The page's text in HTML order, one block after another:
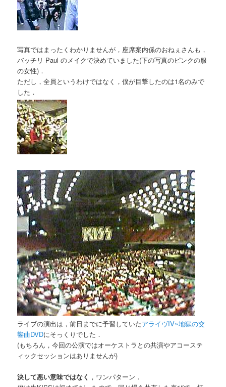
写真ではまったくわかりませんが，座席案内係のおねぇさんも，
バッチリ Paul のメイクで決めていました(下の写真のピンクの服
の女性)．
ただし，全員というわけではなく，僕が目撃したのは1名のみで
した．
ライブの演出は，前日までに予習していたアライヴIV~地獄の交
響曲DVDにそっくりでした．
(もちろん，今回の公演ではオーケストラとの共演やアコーステ
ィックセッションはありませんが)
決して悪い意味ではなく ，ワンパターン．